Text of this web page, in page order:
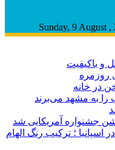
و باکیفیت
روزمره
در خانه
را به مشهد می‌برند
جشنواره آمریکایی شد
؛ ترکیب رنگ الهام